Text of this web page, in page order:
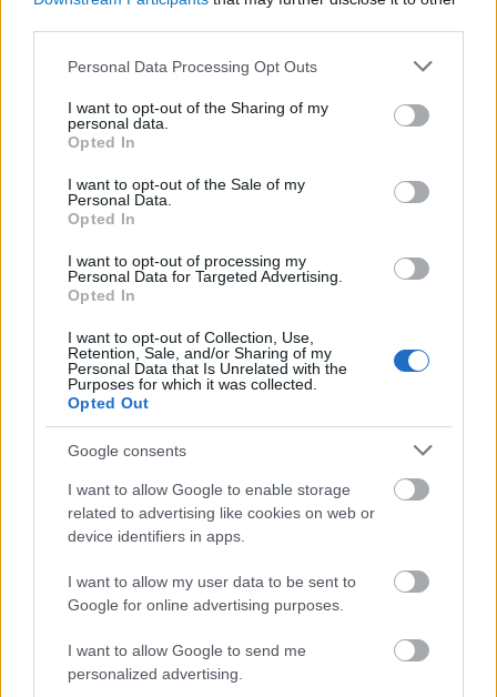
Please note that this website/app uses one or more Google
not limited to your visit or usage behaviour. You may click to
grant or deny consent to Google and its third-party tags to
use your data for below specified purposes in below Google
consent section.
Personal Data Processing Opt Outs
I want to opt-out of the Sharing of my
personal data.
Opted In
I want to opt-out of the Sale of my
Personal Data.
Opted In
I want to opt-out of processing my
Personal Data for Targeted Advertising.
Opted In
I want to opt-out of Collection, Use,
Retention, Sale, and/or Sharing of my
Personal Data that Is Unrelated with the
Purposes for which it was collected.
Opted Out
Google consents
I want to allow Google to enable storage
related to advertising like cookies on web or
device identifiers in apps.
I want to allow my user data to be sent to
Google for online advertising purposes.
I want to allow Google to send me
personalized advertising.
vasútvonalak tervét, és megkezdődött az
legkorábban 2034-ben várható, az Oszakába
vezető második útvonal pedig csak 2037 után
készül el.
Kép forrása: DWC
teljes 286 kilométeres mágnesvasútvonalból 9
részén. Itt alagutakon keresztül halad a vonal a
dél-japán Alpok alatt. Shizuoka kormányzója,